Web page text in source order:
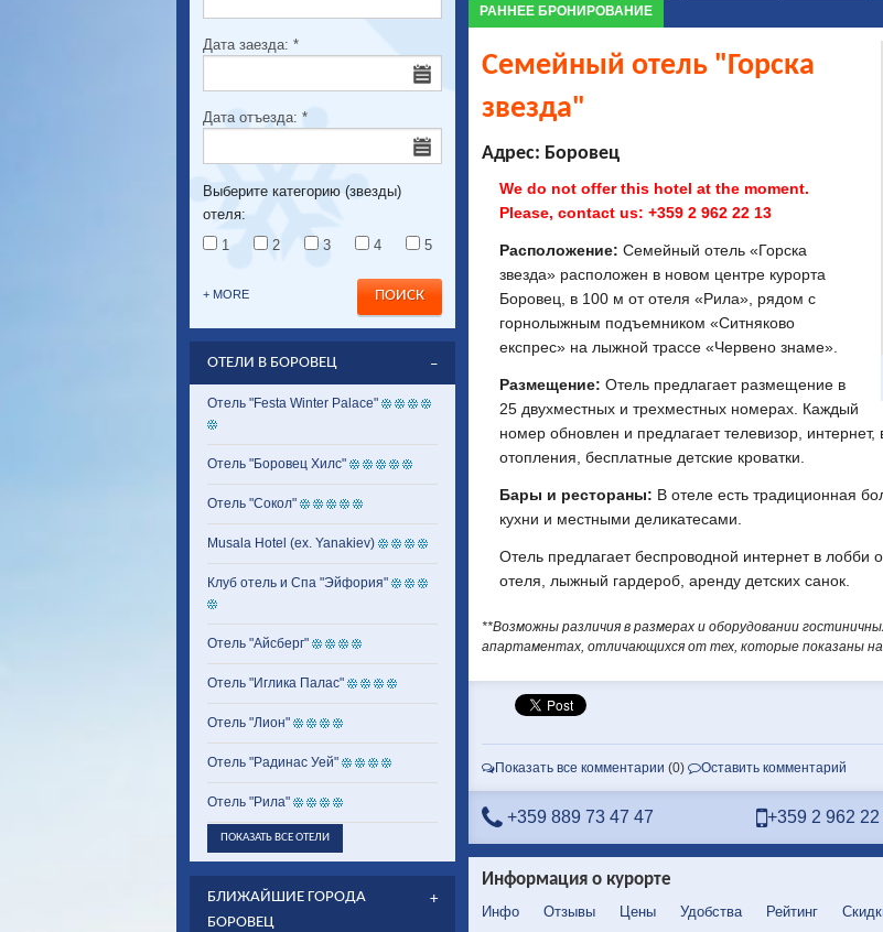
РАННЕЕ БРОНИРОВАНИЕ
Семейный отель "Горска
звезда"
Адрес: Боровец
We do not offer this hotel at the moment.
Please, contact us: +359 2 962 22 13
Расположение: Семейный отель «Горска
звезда» расположен в новом центре курорта
Боровец, в 100 м от отеля «Рила», рядом с
горнолыжным подъемником «Ситняково
експрес» на лыжной трассе «Червено знаме».
Размещение: Отель предлагает размещение в
25 двухместных и трехместных номерах. Каждый
номер обновлен и предлагает телевизор,
отопления, бесплатные детские кроватки.
Бары и рестораны: В отеле есть традиционная
кухни и местными деликатесами.
Отель предлагает беспроводной интернет в лобби
отеля, лыжный гардероб, аренду детских санок.
**Возможны различия в размерах и оборудовании
апартаментах, отличающихся от тех, которые показаны
Показать все комментарии (0) Оставить комментарий
+359 889 73 47 47 +359 2 962 22
Информация о курорте
Инфо Отзывы Цены Удобства Рейтинг
Дата заезда: *
Дата отъезда: *
Выберите категорию (звезды)
отеля:
1
2 3 4 5
+ MORE
ОТЕЛИ В БОРОВЕЦ
Отель "Festa Winter Palace"
Отель "Боровец Хилс"
Отель "Сокол"
Musala Hotel (ex. Yanakiev)
Клуб отель и Спа "Эйфория"
Отель "Айсберг"
Отель "Иглика Палас"
Отель "Лион"
Отель "Радинас Уей"
Отель "Рила"
ПОКАЗАТЬ ВСЕ ОТЕЛИ
БЛИЖАЙШИЕ ГОРОДА
БОРОВЕЦ